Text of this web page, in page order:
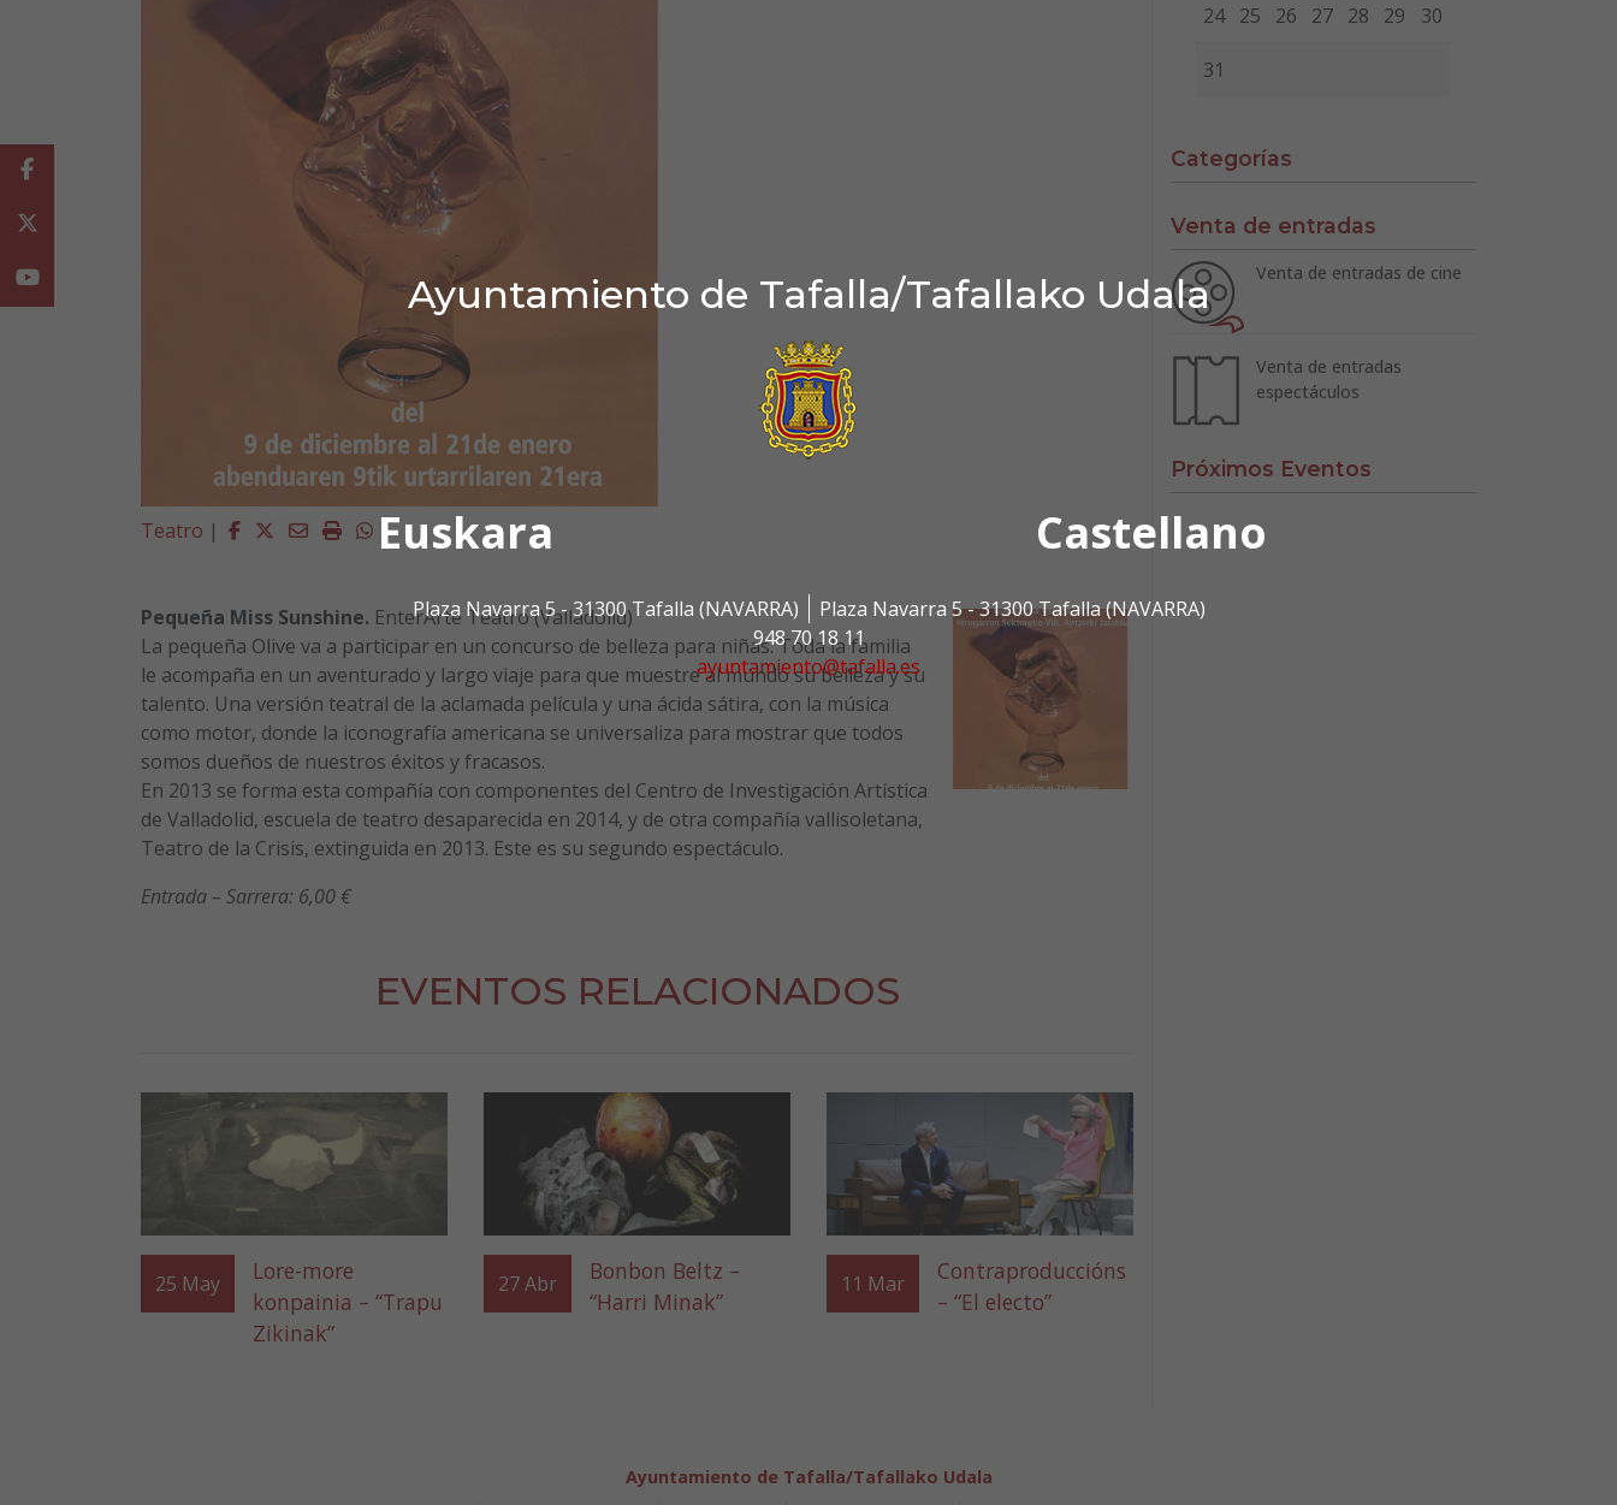
Ayuntamiento de Tafalla/Tafallako Udala
Euskara Castellano
Plaza Navarra 5 - 31300 Tafalla (NAVARRA)
Plaza Navarra 5 - 31300 Tafalla (NAVARRA)
948 70 18 11
ayuntamiento@tafalla.es
Teatro | Facebook
Twitter
EmailImprimir
Whatsapp
Pequeña Miss Sunshine. EnterArte Teatro (Valladolid)
La pequeña Olive va a participar en un concurso de belleza para niñas. Toda la familia
le acompaña en un aventurado y largo viaje para que muestre al mundo su belleza y su
talento. Una versión teatral de la aclamada película y una ácida sátira, con la música
como motor, donde la iconografía americana se universaliza para mostrar que todos
somos dueños de nuestros éxitos y fracasos.
En 2013 se forma esta compañía con componentes del Centro de Investigación Artística
de Valladolid, escuela de teatro desaparecida en 2014, y de otra compañía vallisoletana,
Teatro de la Crisis, extinguida en 2013. Este es su segundo espectáculo.
Entrada – Sarrera: 6,00 €
EVENTOS RELACIONADOS
25 May
Lore-more
konpainia – “Trapu
Zikinak”
27Abr
Bonbon Beltz –
“Harri Minak”
11 Mar
Contraproduccións
– “El electo”
24 25 26 27 28 29 30
31
Categorías
Venta de entradas
Venta de entradas de cine
Venta de entradas
espectáculos
Próximos Eventos
Facebook
Youtube
Ayuntamiento de Tafalla/Tafallako Udala